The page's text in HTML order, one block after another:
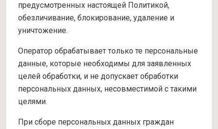
предусмотренных настоящей Политикой,
обезличивание, блокирование, удаление и
уничтожение.
Оператор обрабатывает только те персональные
данные, которые необходимы для заявленных
целей обработки, и не допускает обработки
персональных данных, несовместимой с такими
целями.
При сборе персональных данных граждан